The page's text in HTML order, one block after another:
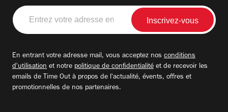
Entrez
votre
adresse
En entrant votre adresse mail, vous acceptez nos conditions
d'utilisation et notre politique de confidentialité et de recevoir les
emails de Time Out à propos de l'actualité, évents, offres et
promotionnelles de nos partenaires.